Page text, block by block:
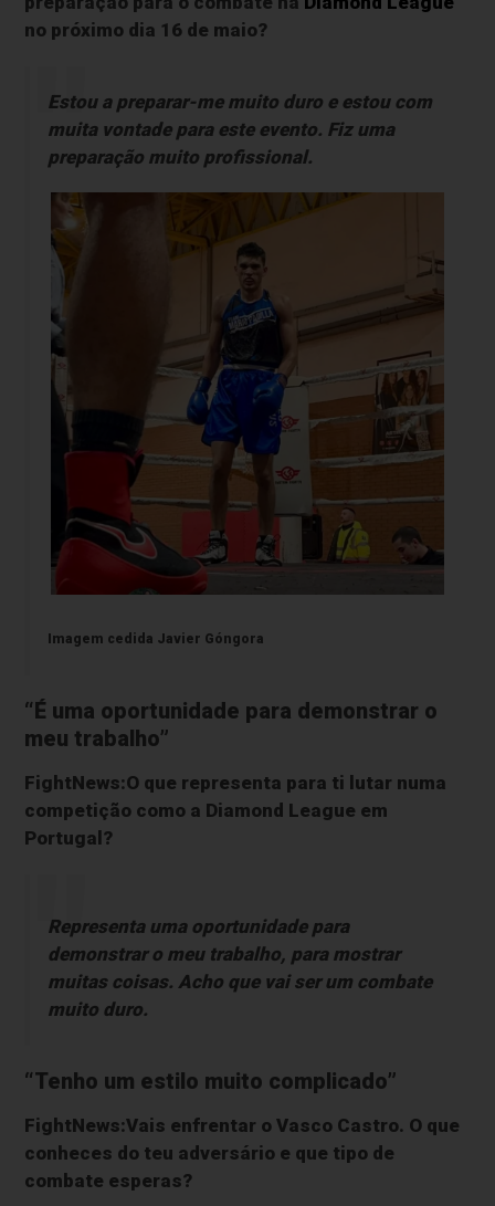
no próximo dia 16 de maio?
Estou a preparar-me muito duro e estou com
muita vontade para este evento. Fiz uma
preparação muito profissional.
Imagem cedida Javier Góngora
“É uma oportunidade para demonstrar o
meu trabalho”
FightNews:O que representa para ti lutar numa
competição como a Diamond League em
Portugal?
Representa uma oportunidade para
demonstrar o meu trabalho, para mostrar
muitas coisas. Acho que vai ser um combate
muito duro.
“Tenho um estilo muito complicado”
FightNews:Vais enfrentar o Vasco Castro. O que
conheces do teu adversário e que tipo de
combate esperas?